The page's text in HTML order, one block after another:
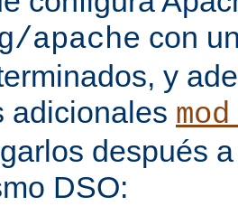
apache con
y
adicionales
después
DSO: